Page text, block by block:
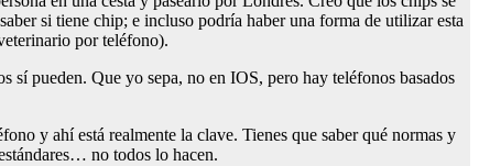
si tiene chip; e incluso podría haber una forma de utilizar esta
por teléfono).
sí pueden. Que yo sepa, no en IOS, pero hay teléfonos basados
y ahí está realmente la clave. Tienes que saber qué normas y
no todos lo hacen.